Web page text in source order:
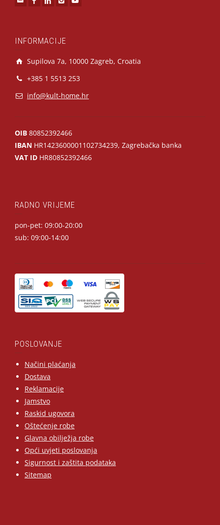
INFORMACIJE
Supilova 7a, 10000 Zagreb, Croatia
+385 1 5513 253
info@kult-home.hr
OIB 80852392466
IBAN HR1423600001102734239, Zagrebačka banka
VAT ID HR80852392466
RADNO VRIJEME
pon-pet: 09:00-20:00
sub: 09:00-14:00
POSLOVANJE
Načini plaćanja
Dostava
Reklamacije
Jamstvo
Raskid ugovora
Oštećenje robe
Glavna obilježja robe
Opći uvjeti poslovanja
Sigurnost i zaštita podataka
Sitemap